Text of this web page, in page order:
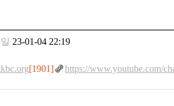
23-01-04 22:19
[1901] https://www.youtube.com/